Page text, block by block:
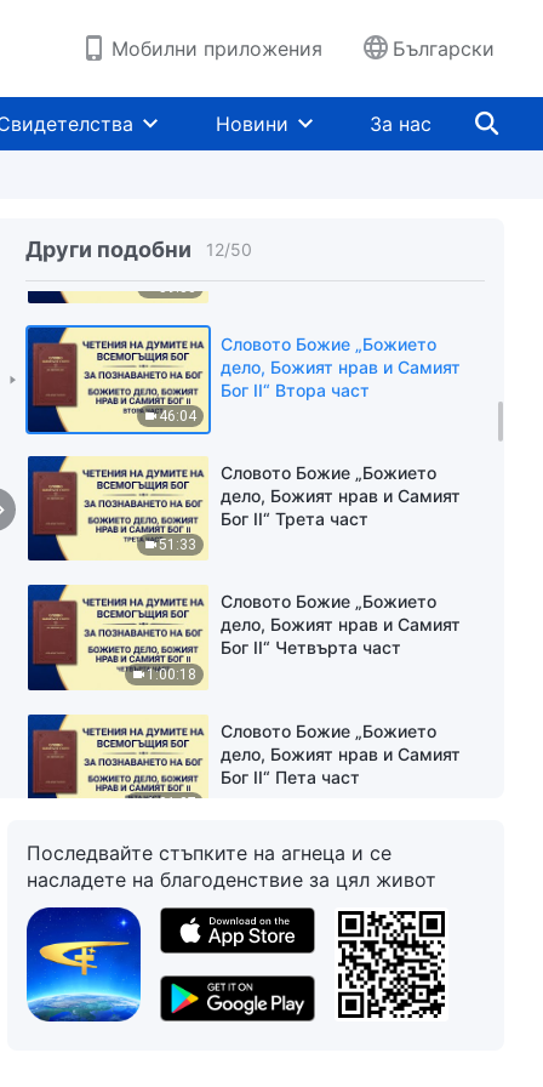
Мобилни приложения Български
Новини За нас
Други подобни 12/50
Бог I“ Четвърта част
59:33
дело, Божият нрав и Самият
Бог II“ Първа част
46:04
Словото Божие „Божието
дело, Божият нрав и Самият
Бог II“ Втора част
51:33
Словото Божие „Божието
дело, Божият нрав и Самият
Бог II“ Трета част
1:00:18
Словото Божие „Божието
дело, Божият нрав и Самият
Бог II“ Четвърта част
1:01:37
Словото Божие „Божието
дело, Божият нрав и Самият
Бог II“ Пета част
1:13:12
Словото Божие „Божието
дело, Божият нрав и Самият
Бог II“ Шеста част
Словото Божие „Божието
дело, Божият нрав и Самият
Последвайте стъпките на агнеца и се
насладете на благоденствие за цял живот